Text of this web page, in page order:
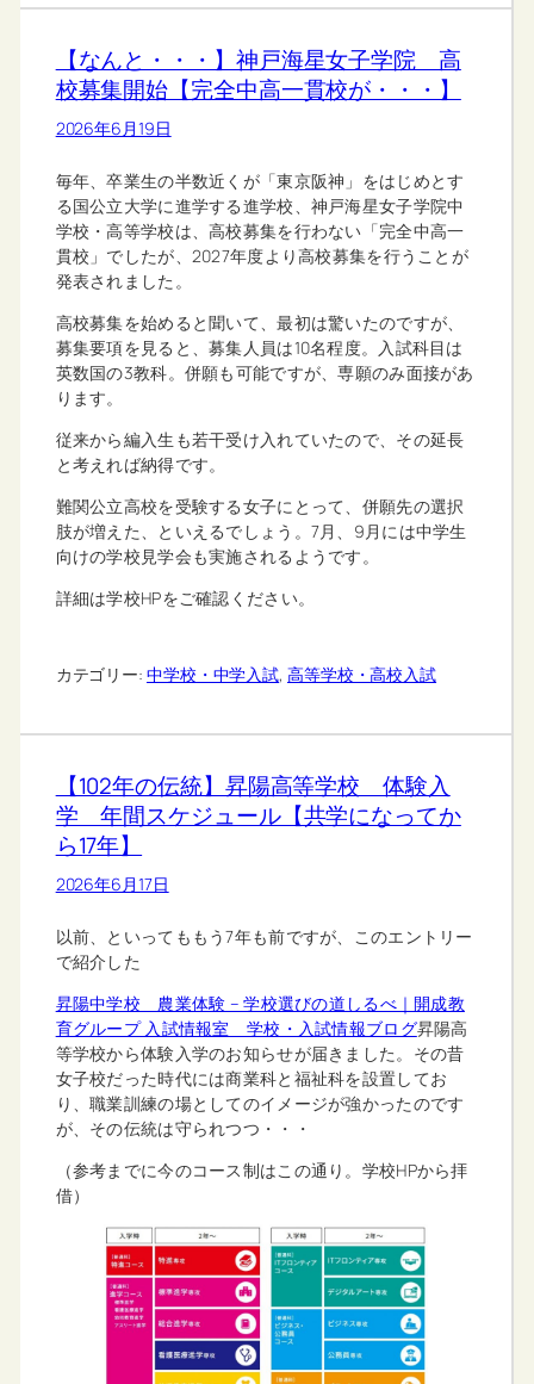
【なんと・・・】神戸海星女子学院 高
校募集開始【完全中高一貫校が・・・】
2026年6月19日
毎年、卒業生の半数近くが「東京阪神」をはじめとす
る国公立大学に進学する進学校、神戸海星女子学院中
学校・高等学校は、高校募集を行わない「完全中高一
貫校」でしたが、2027年度より高校募集を行うことが
発表されました。
高校募集を始めると聞いて、最初は驚いたのですが、
募集要項を見ると、募集人員は10名程度。入試科目は
英数国の3教科。併願も可能ですが、専願のみ面接があ
ります。
従来から編入生も若干受け入れていたので、その延長
と考えれば納得です。
難関公立高校を受験する女子にとって、併願先の選択
肢が増えた、といえるでしょう。7月、9月には中学生
向けの学校見学会も実施されるようです。
詳細は学校HPをご確認ください。
カテゴリー: 中学校・中学入試, 高等学校・高校入試
【102年の伝統】昇陽高等学校 体験入
学 年間スケジュール【共学になってか
ら17年】
2026年6月17日
以前、といってももう7年も前ですが、このエントリー
で紹介した
昇陽中学校 農業体験 – 学校選びの道しるべ｜開成教
育グループ 入試情報室 学校・入試情報ブログ昇陽高
等学校から体験入学のお知らせが届きました。その昔
女子校だった時代には商業科と福祉科を設置してお
り、職業訓練の場としてのイメージが強かったのです
が、その伝統は守られつつ・・・
（参考までに今のコース制はこの通り。学校HPから拝
借）